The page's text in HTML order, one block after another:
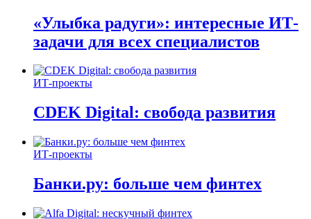
«Улыбка радуги»: интересные ИТ-
задачи для всех специалистов
ИТ-проекты
CDEK Digital: свобода развития
ИТ-проекты
Банки.ру: больше чем финтех